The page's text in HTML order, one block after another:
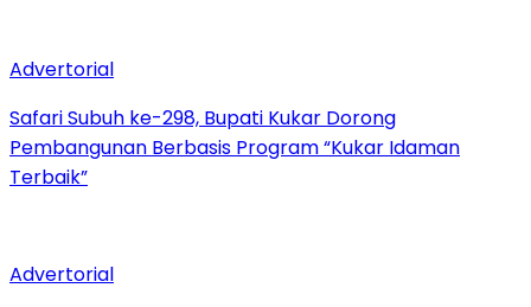
Advertorial
Safari Subuh ke-298, Bupati Kukar Dorong
Pembangunan Berbasis Program “Kukar Idaman
Terbaik”
Advertorial